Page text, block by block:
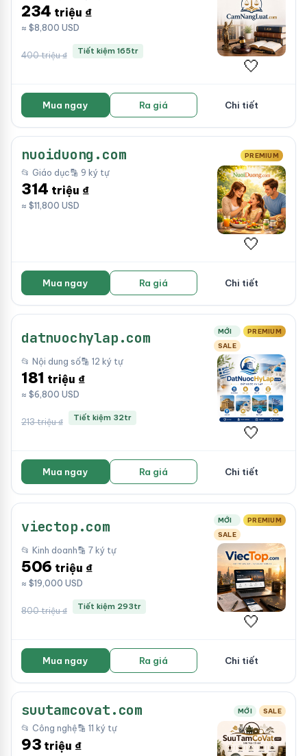
234 triệu ₫
≈ $8,800 USD
400 triệu ₫ Tiết kiệm 165tr
🤍
Mua ngay Ra giá Chi tiết
nuoiduong.com PREMIUM
📂 Giáo dục🔡 9 ký tự
314 triệu ₫
≈ $11,800 USD
🤍
Mua ngay Ra giá Chi tiết
datnuochylap.com MỚI
PREMIUM
SALE
📂 Nội dung số🔡 12 ký tự
181 triệu ₫
≈ $6,800 USD
213 triệu ₫ Tiết kiệm 32tr
🤍
Mua ngay Ra giá Chi tiết
viectop.com MỚI
PREMIUM
SALE
📂 Kinh doanh🔡 7 ký tự
506 triệu ₫
≈ $19,000 USD
800 triệu ₫ Tiết kiệm 293tr
🤍
Mua ngay Ra giá Chi tiết
suutamcovat.com MỚI SALE
📂 Công nghệ🔡 11 ký tự
93 triệu ₫